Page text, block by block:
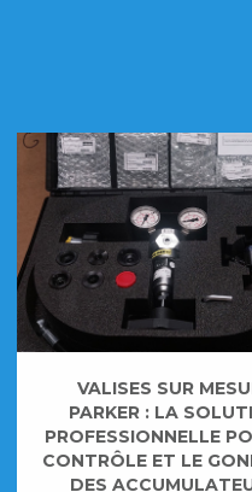
VALISES SUR
PARKER : LA
PROFESSIONNELLE
CONTRÔLE ET LE
DES